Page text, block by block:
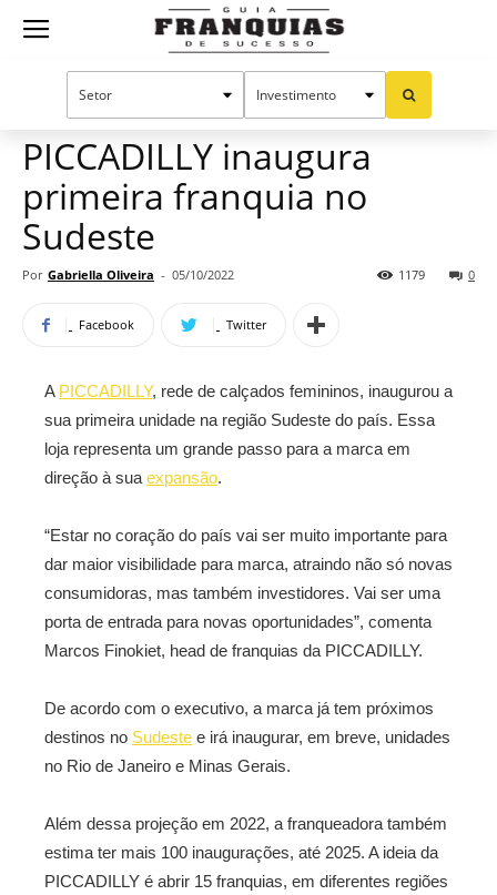
Guia
Mercado de franquias
PICCADILLY inaugura
primeira franquia no
Sudeste
Por Gabriella Oliveira - 05/10/2022 0
1179
Facebook Twitter
A PICCADILLY, rede de calçados femininos, inaugurou a
sua primeira unidade na região Sudeste do país. Essa
loja representa um grande passo para a marca em
direção à sua expansão.
“Estar no coração do país vai ser muito importante para
dar maior visibilidade para marca, atraindo não só novas
consumidoras, mas também investidores. Vai ser uma
porta de entrada para novas oportunidades”, comenta
Marcos Finokiet, head de franquias da PICCADILLY.
De acordo com o executivo, a marca já tem próximos
destinos no Sudeste e irá inaugurar, em breve, unidades
no Rio de Janeiro e Minas Gerais.
Além dessa projeção em 2022, a franqueadora também
estima ter mais 100 inaugurações, até 2025. A ideia da
PICCADILLY é abrir 15 franquias, em diferentes regiões